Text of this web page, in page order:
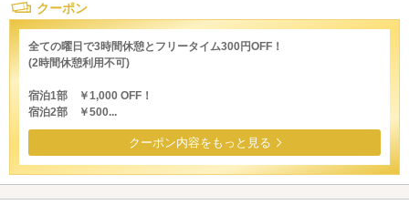
クーポン
全ての曜日で3時間休憩とフリータイム300円OFF！
(2時間休憩利用不可)
宿泊1部 ￥1,000 OFF！
宿泊2部 ￥500...
クーポン内容をもっと見る